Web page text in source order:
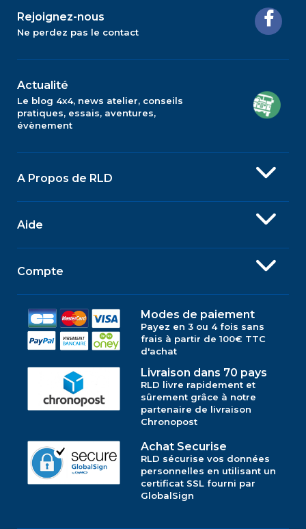
Rejoignez-nous
Ne perdez pas le contact
Actualité
Le blog 4x4, news atelier, conseils
pratiques, essais, aventures,
évènement
A Propos de RLD
Aide
Compte
Modes de paiement
Payez en 3 ou 4 fois sans
frais à partir de 100€ TTC
d'achat
Livraison dans 70 pays
RLD livre rapidement et
sûrement grâce à notre
partenaire de livraison
Chronopost
Achat Securise
RLD sécurise vos données
personnelles en utilisant un
certificat SSL fourni par
GlobalSign